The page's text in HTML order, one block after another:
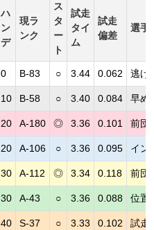
ハ
ン
デ
現ラ
ンク
ス
タ
ー
ト
試走
タイ
ム
試走
偏差
選手
0 B-83 ○ 3.44 0.062 逃げ
10 B-58 ○ 3.40 0.084 早め
20 A-180 ◎ 3.36 0.101 前団
20 A-106 ○ 3.36 0.095 イン
30 A-112 ◎ 3.34 0.118 前団
30 A-43 ○ 3.36 0.088 位置
40 S-37 ○ 3.33 0.102 試走